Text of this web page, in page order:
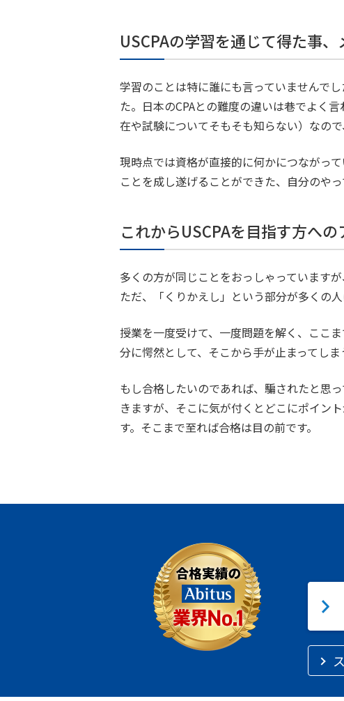
USCPAの学習を通じて得た事
学習のことは特に誰にも言っていませんで
た。日本のCPAとの難度の違いは巷でよく
在や試験についてそもそも知らない）なの
現時点では資格が直接的に何かにつながっ
ことを成し遂げることができた、自分のや
これからUSCPAを目指す方へ
多くの方が同じことをおっしゃっています
ただ、「くりかえし」という部分が多くの人
授業を一度受けて、一度問題を解く、ここ
分に愕然として、そこから手が止まってしま
もし合格したいのであれば、騙されたと思
きますが、そこに気が付くとどこにポイン
す。そこまで至れば合格は目の前です。